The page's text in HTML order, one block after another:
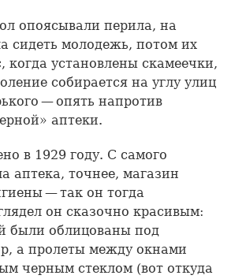
опоясывали перила, на
сидеть молодежь, потом их
когда установлены скамеечки,
собирается на углу улиц
— опять напротив
аптеки.
в 1929 году. С самого
аптека, точнее, магазин
— так он тогда
он сказочно красивым:
были облицованы под
а пролеты между окнами
черным стеклом (вот откуда